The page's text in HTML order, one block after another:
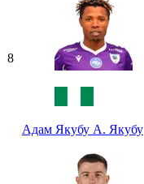
8
Адам Якубу А. Якубу